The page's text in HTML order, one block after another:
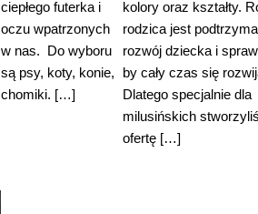
ciepłego futerka i
oczu wpatrzonych
w nas. Do wyboru
są psy, koty, konie,
chomiki. […]
kolory oraz kształty.
rodzica jest
rozwój dziecka i
by cały czas się
Dlatego specjalnie dla
milusińskich
ofertę […]